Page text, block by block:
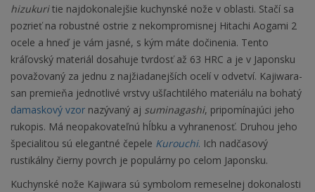
hizukuritie najdokonalejšie kuchynské nože v oblasti. Stačí sa
pozrieť na robustné ostrie z nekompromisnej Hitachi Aogami 2
ocele a hneď je vám jasné, s kým máte dočinenia. Tento
kráľovský materiál dosahuje tvrdosť až 63 HRC a je v Japonsku
považovaný za jednu z najžiadanejších ocelí v odvetví. Kajiwara-
san premieňa jednotlivé vrstvy ušľachtilého materiálu na bohatý
damaskový vzor nazývaný aj suminagashi, pripomínajúci jeho
rukopis. Má neopakovateľnú hĺbku a vyhranenosť. Druhou jeho
špecialitou sú elegantné čepele Kurouchi. Ich nadčasový
rustikálny čierny povrch je populárny po celom Japonsku.
Kuchynské nože Kajiwara sú symbolom remeselnej dokonalosti